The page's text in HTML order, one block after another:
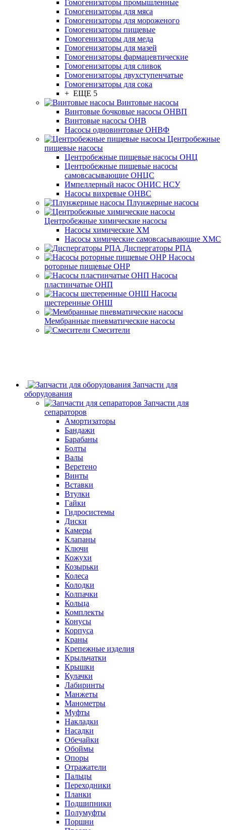
Гомогенизаторы промышленные
Гомогенизаторы для мяса
Гомогенизаторы для мороженого
Гомогенизаторы пищевые
Гомогенизаторы для меда
Гомогенизаторы для мазей
Гомогенизаторы фармацевтические
Гомогенизаторы для сливок
Гомогенизаторы двухступенчатые
Гомогенизаторы для сока
+ ЕЩЕ 5
Винтовые насосы
Винтовые бочковые насосы ОНВП
Винтовые насосы ОНВ
Насосы одновинтовые ОНВФ
Центробежные
пищевые насосы
Центробежные пищевые насосы ОНЦ
Центробежные пищевые насосы
самовсасывающие ОНЦС
Импеллерный насос ОНИС НСУ
Насосы вихревые ОНВС
Плунжерные насосы
Центробежные химические насосы
Насосы химические ХМ
Насосы химические самовсасывающие ХМС
Диспергаторы РПА
Насосы
роторные пищевые ОНР
Насосы
пластинчатые ОНП
Насосы
шестеренные ОНШ
Мембранные пневматические насосы
Смесители
Запчасти для
оборудования
Запчасти для
сепараторов
Амортизаторы
Бандажи
Барабаны
Болты
Валы
Веретено
Винты
Вставки
Втулки
Гайки
Гидросистемы
Диски
Камеры
Клапаны
Ключи
Кожухи
Козырьки
Колеса
Колодки
Колпачки
Кольца
Комплекты
Конусы
Корпуса
Краны
Крепежные изделия
Крыльчатки
Крышки
Кулачки
Лабиринты
Манжеты
Манометры
Муфты
Накладки
Насадки
Обечайки
Обоймы
Опоры
Отражатели
Пальцы
Переходники
Планки
Подшипники
Полумуфты
Поршни